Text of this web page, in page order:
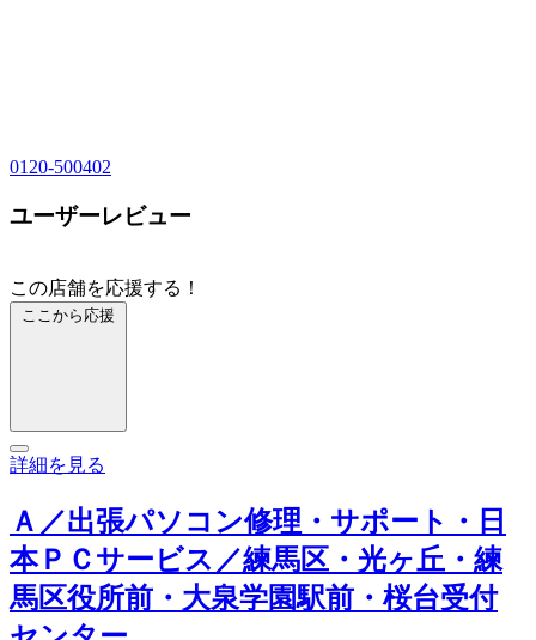
0120-500402
ユーザーレビュー
この店舗を応援する！
ここから応援
詳細を見る
Ａ／出張パソコン修理・サポート・日
本ＰＣサービス／練馬区・光ヶ丘・練
馬区役所前・大泉学園駅前・桜台受付